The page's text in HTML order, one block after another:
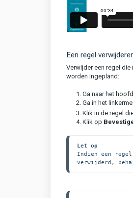
Een regel
Verwijder een regel
worden ingepland:
1. Ga naar het
2. Ga in het
3. Klik in de regel
4. Klik op
Let op
Indien een
verwijderd,